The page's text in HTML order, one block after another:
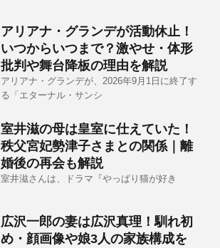
アリアナ・グランデが活動休止！
いつからいつまで？激やせ・体形
批判や舞台降板の理由を解説
アリアナ・グランデが、2026年9月1日に終了す
る「エターナル・サンシ
室井滋の母は皇室に仕えていた！
秩父宮妃勢津子さまとの関係｜離
婚後の再会も解説
室井滋さんは、ドラマ『やっぱり猫が好き
広沢一郎の妻は広沢真理！馴れ初
め・顔画像や娘3人の家族構成を